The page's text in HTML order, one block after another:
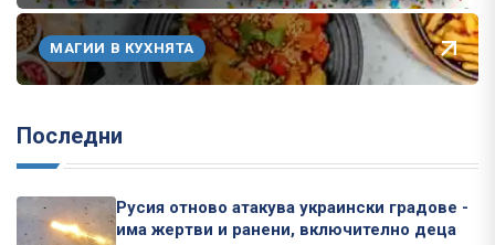
МАГИИ В КУХНЯТА
Последни
Русия отново атакува украински градове -
има жертви и ранени, включително деца